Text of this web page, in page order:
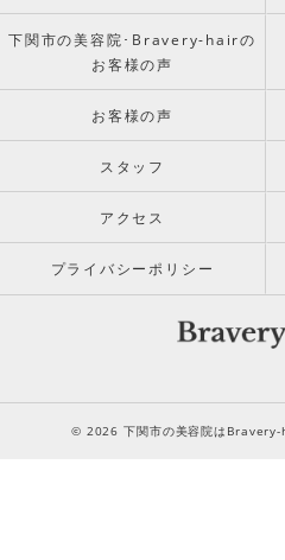
下関市の美容院･Bravery-hairの
お客様の声
お客様の声
スタッフ
アクセス
プライバシーポリシー
© 2026 下関市の美容院はBravery-